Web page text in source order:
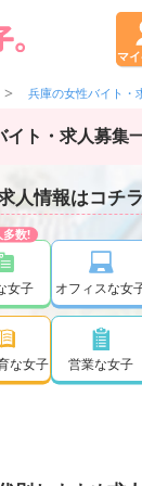
マ
兵庫の女性バイト・
イト・求人募集
人情報はコチラ
女子 オフィスな女
な女子 営業な女子